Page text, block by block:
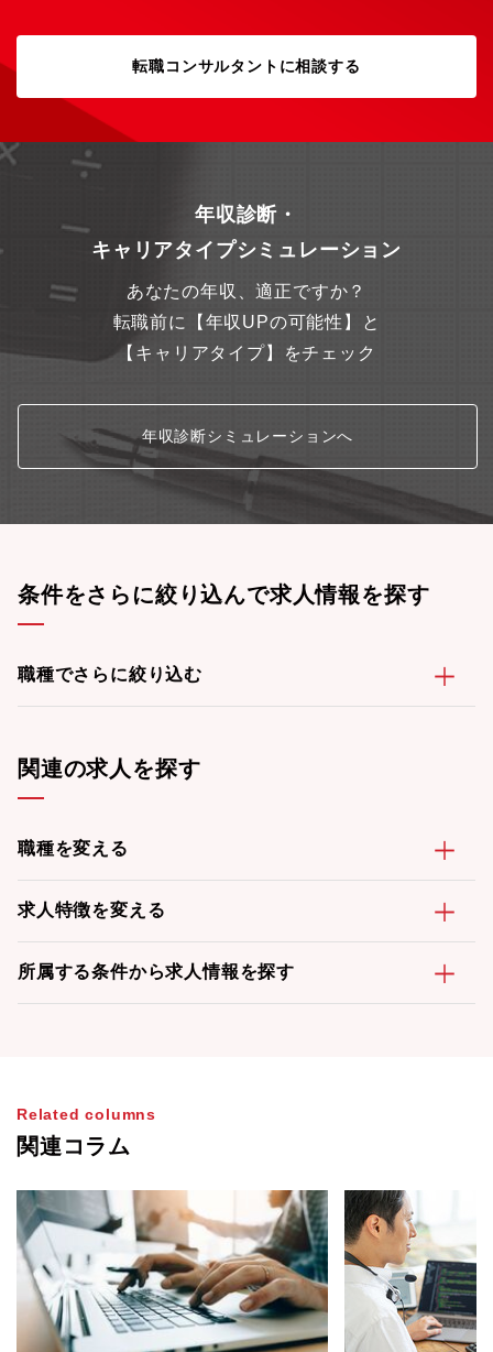
転職コンサルタントに相談する
年収診断・
キャリアタイプシミュレーション
あなたの年収、適正ですか？
転職前に【年収UPの可能性】と
【キャリアタイプ】をチェック
年収診断シミュレーションへ
条件をさらに絞り込んで求人情報を探す
職種でさらに絞り込む
関連の求人を探す
職種を変える
求人特徴を変える
所属する条件から求人情報を探す
Related columns
関連コラム